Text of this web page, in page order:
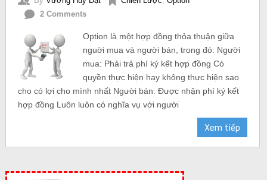
2 Comments
Option là một hợp đồng thỏa thuận giữa
nguời mua và người bán, trong đó: Người
mua: Phải trả phí ký kết hợp đồng Có
quyền thực hiện hay không thực hiện sao
cho có lợi cho mình nhất Người bán: Được nhận phí ký kết
hợp đồng Luôn luôn có nghĩa vụ với người
Xem tiếp